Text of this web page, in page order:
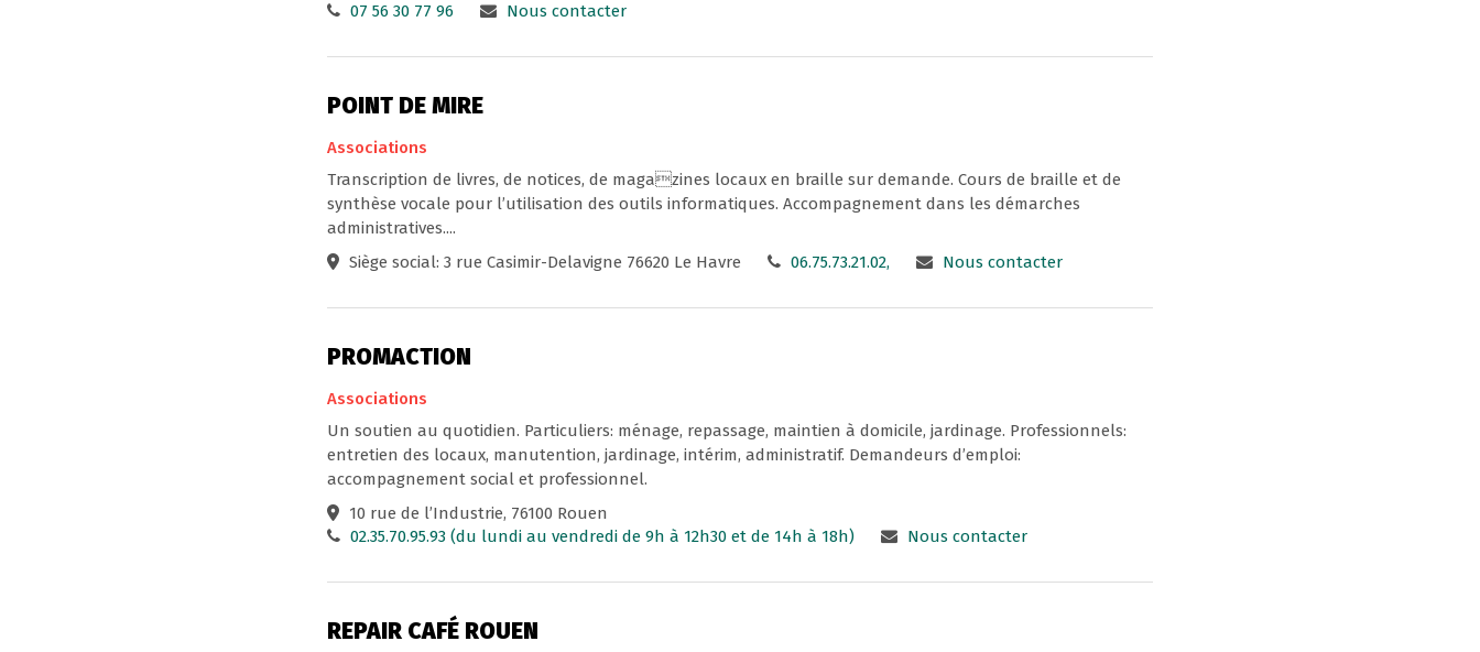
07 56 30 77 96
Nous contacter
POINT DE MIRE
Associations
Transcription de livres, de notices, de magazines locaux en braille sur demande. Cours de braille et de
synthèse vocale pour l’utilisation des outils informatiques. Accompagnement dans les démarches
administratives....
Siège social: 3 rue Casimir-Delavigne 76620 Le Havre
06.75.73.21.02, Nous contacter
PROMACTION
Associations
Un soutien au quotidien. Particuliers: ménage, repassage, maintien à domicile, jardinage. Professionnels:
entretien des locaux, manutention, jardinage, intérim, administratif. Demandeurs d’emploi:
accompagnement social et professionnel.
10 rue de l’Industrie, 76100 Rouen
02.35.70.95.93 (du lundi au vendredi de 9h à 12h30 et de 14h à 18h)
Nous contacter
REPAIR CAFÉ ROUEN